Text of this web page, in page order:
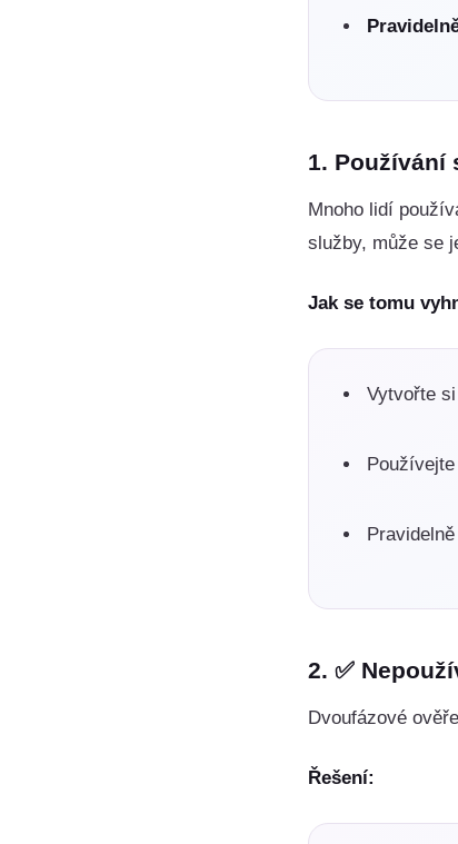
1. Používání
Mnoho lidí
služby, může se
Jak se tomu
Vytvořte si
2. ✅
Dvoufázové
Řešení: